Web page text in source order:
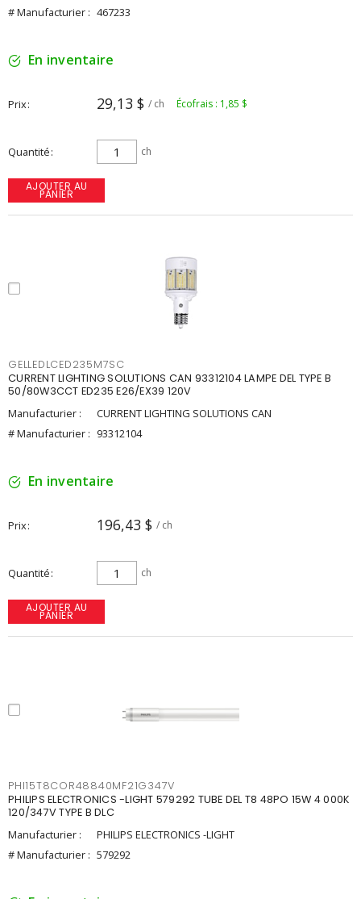
# Manufacturier : 467233
En inventaire
Prix 29,13 $ / ch Écofrais : 1,85 $
Quantité ch
AJOUTER AU
PANIER
GELLEDLCED235M7SC
CURRENT LIGHTING SOLUTIONS CAN 93312104 LAMPE DEL TYPE B
50/80W3CCT ED235 E26/EX39 120V
Manufacturier :
CURRENT LIGHTING SOLUTIONS CAN
# Manufacturier : 93312104
En inventaire
Prix 196,43 $ / ch
Quantité ch
AJOUTER AU
PANIER
PHI15T8COR48840MF21G347V
PHILIPS ELECTRONICS -LIGHT 579292 TUBE DEL T8 48PO 15W 4 000K
120/347V TYPE B DLC
Manufacturier :
PHILIPS ELECTRONICS -LIGHT
# Manufacturier : 579292